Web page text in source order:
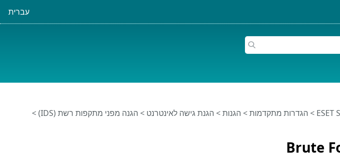
עברית
ESET
> הגדרות מתקדמות> הגנות> הגנת גישה לאינטרנט > הגנה מפני מתקפות רשת (IDS)
>